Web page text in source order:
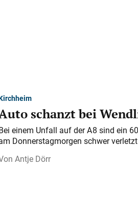
schanzt bei
einem Unfall auf der A 8 sind ein
Donnerstagmorgen schwer
Antje Dörr